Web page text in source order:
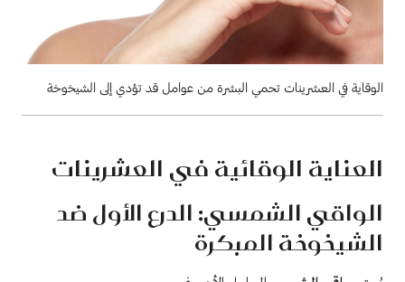
الوقاية في العشرينات تحمي البشرة من عوامل قد تؤدي إلى الشيخوخة
العناية الوقائية في العشرينات
الواقي الشمسي: الدرع الأول ضد
الشيخوخة المبكرة